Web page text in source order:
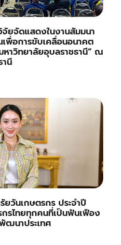
ยจัดแสดงในงานสัมมนา
พื่อการขับเคลื่อนอนาคต
าวิทยาลัยอุบลราชธานี” ณ
นี
ยวันเกษตรกร ประจำปี
รไทยทุกคนที่เป็นฟันเฟือง
ฒนาประเทศ